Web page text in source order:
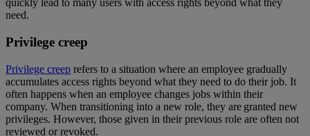
quickly lead to many users with access rights beyond what they
need.
Privilege creep
Privilege creep refers to a situation where an employee gradually
accumulates access rights beyond what they need to do their job. It
often happens when an employee changes jobs within their
company. When transitioning into a new role, they are granted new
privileges. However, those given in their previous role are often not
reviewed or revoked.